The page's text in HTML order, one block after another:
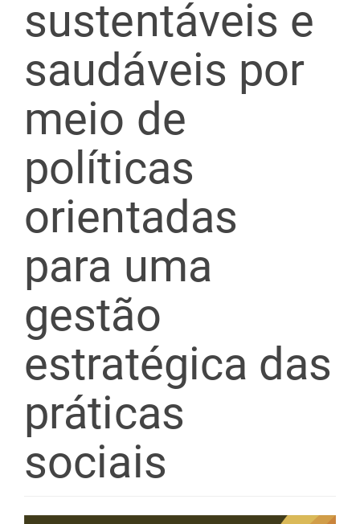
sustentáveis e
saudáveis por
meio de
políticas
orientadas
para uma
gestão
estratégica das
práticas
sociais